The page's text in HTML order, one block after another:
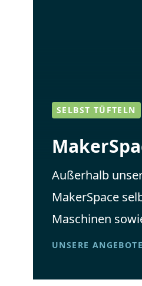
SELBST TÜFTELN
Außerhalb
MakerSpace
Maschinen
UNSERE ANGEBOTE